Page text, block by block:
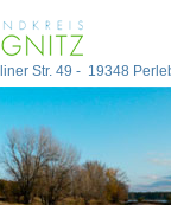
Str. 49 - 19348